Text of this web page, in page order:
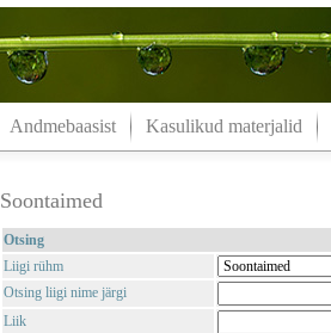
Andmebaasist Kasulikud materjalid
Soontaimed
Otsing
Liigi rühm
Otsing liigi nime järgi
Liik